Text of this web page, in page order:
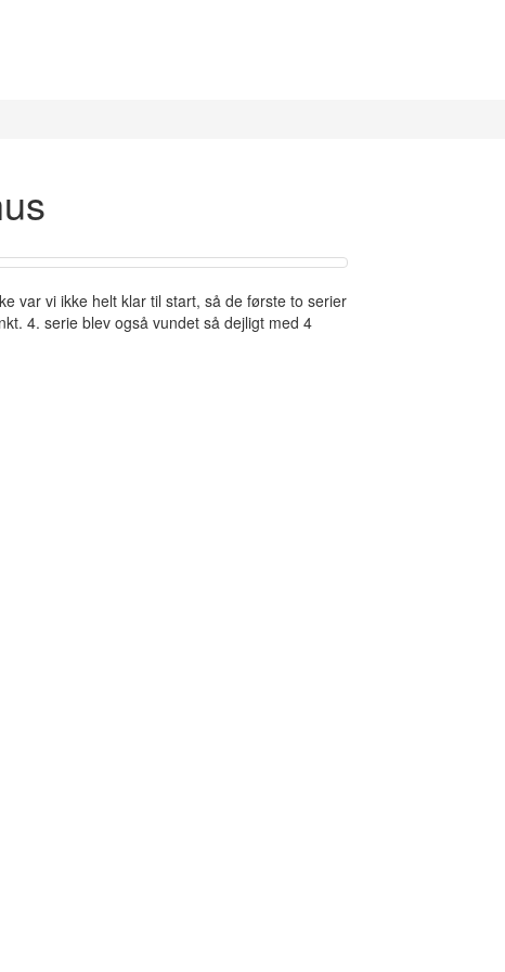
var vi ikke helt klar til start, så de første to serier
4. serie blev også vundet så dejligt med 4